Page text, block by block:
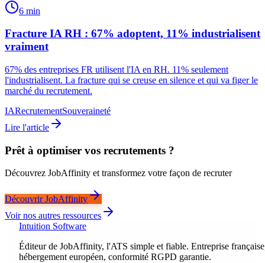
6 min
Fracture IA RH : 67% adoptent, 11% industrialisent
vraiment
67% des entreprises FR utilisent l'IA en RH. 11% seulement
l'industrialisent. La fracture qui se creuse en silence et qui va figer le
marché du recrutement.
IARecrutementSouveraineté
Lire l'article
Prêt à optimiser vos recrutements ?
Découvrez JobAffinity et transformez votre façon de recruter
Découvrir JobAffinity
Voir nos autres ressources
Intuition Software
Éditeur de JobAffinity, l'ATS simple et fiable. Entreprise
hébergement européen, conformité RGPD garantie.